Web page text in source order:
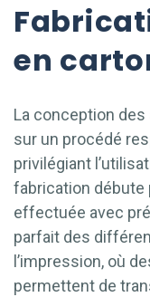
en
La conception des
sur un procédé
privilégiant
fabrication débute
effectuée avec
parfait des
l’impression, où
permettent de